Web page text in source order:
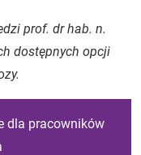
prof. dr hab. n.
dostępnych opcji
dla pracowników